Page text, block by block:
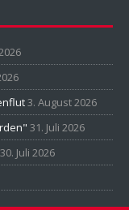
3. August 2026
31. Juli 2026
30. Juli 2026